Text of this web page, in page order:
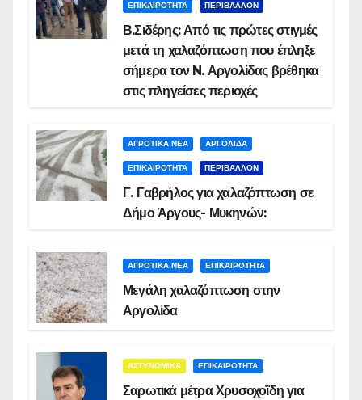
ΕΠΙΚΑΙΡΟΤΗΤΑ ΠΕΡΙΒΑΛΛΟΝ
Β.Σιδέρης: Από τις πρώτες στιγμές
μετά τη χαλαζόπτωση που έπληξε
σήμερα τον N. Αργολίδας βρέθηκα
στις πληγείσες περιοχές
ΑΓΡΟΤΙΚΑ ΝΕΑ ΑΡΓΟΛΙΔΑ
ΕΠΙΚΑΙΡΟΤΗΤΑ ΠΕΡΙΒΑΛΛΟΝ
Γ. Γαβρήλος για χαλαζόπτωση σε
Δήμο Άργους- Μυκηνών:
ΑΓΡΟΤΙΚΑ ΝΕΑ ΕΠΙΚΑΙΡΟΤΗΤΑ
Μεγάλη χαλαζόπτωση στην
Αργολίδα
ΑΣΤΥΝΟΜΙΚΑ ΕΠΙΚΑΙΡΟΤΗΤΑ
Σαρωτικά μέτρα Χρυσοχοΐδη για